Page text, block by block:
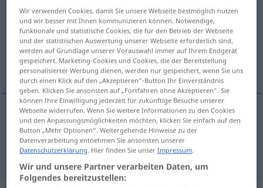
Übersicht aller Übersetzungen
(Für mehr Details die Übersetzung anklicken/antippen)
угрожающий, грозящий
угрожающий drohend
грозящий drohend
Wir verwenden Cookies, damit Sie unsere Webseite bestmöglich nutzen
und wir besser mit Ihnen kommunizieren können. Notwendige,
funktionale und statistische Cookies, die für den Betrieb der Webseite
und der statistischen Auswertung unserer Webseite erforderlich sind,
werden auf Grundlage unserer Vorauswahl immer auf Ihrem Endgerät
gespeichert. Marketing-Cookies und Cookies, die der Bereitstellung
personalisierter Werbung dienen, werden nur gespeichert, wenn Sie uns
durch einen Klick auf den „Akzeptieren“-Button Ihr Einverständnis
geben. Klicken Sie ansonsten auf „Fortfahren ohne Akzeptieren“. Sie
können Ihre Einwilligung jederzeit für zukünftige Besuche unserer
Webseite widerrufen. Wenn Sie weitere Informationen zu den Cookies
und den Anpassungsmöglichkeiten möchten, klicken Sie einfach auf den
Button „Mehr Optionen“. Weitergehende Hinweise zu der
Datenverarbeitung entnehmen Sie ansonsten unserer
Datenschutzerklärung. Hier finden Sie unserImpressum.
Wir und unsere Partner verarbeiten Daten, um
Folgendes bereitzustellen: